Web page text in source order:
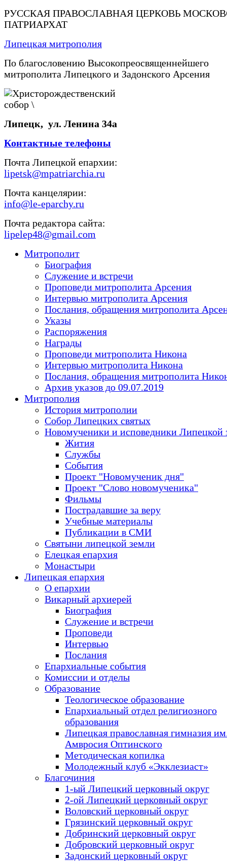
РУССКАЯ ПРАВОСЛАВНАЯ ЦЕРКОВЬ
ПАТРИАРХАТ
Липецкая митрополия
По благословению Высокопреосвященнейшего
митрополита Липецкого и Задонского Арсения
Липецк, ул. Ленина 34а
Контактные телефоны
Почта Липецкой епархии:
lipetsk@mpatriarchia.ru
Почта канцелярии:
info@le-eparchy.ru
Почта редактора сайта:
lipelep48@gmail.com
Митрополит
Биография
Служение и встречи
Проповеди митрополита Арсения
Интервью митрополита Арсения
Послания, обращения митрополита
Указы
Распоряжения
Награды
Проповеди митрополита Никона
Интервью митрополита Никона
Послания, обращения митрополита
Архив указов до 09.07.2019
Митрополия
История митрополии
Собор Липецких святых
Новомученики и исповедники Липецкой
Жития
Службы
События
Проект "Новомученик дня"
Проект "Слово новомученика"
Фильмы
Пострадавшие за веру
Учебные материалы
Публикации в СМИ
Святыни липецкой земли
Елецкая епархия
Монастыри
Липецкая епархия
О епархии
Викарный архиерей
Биография
Служение и встречи
Проповеди
Интервью
Послания
Епархиальные события
Комиссии и отделы
Образование
Теологическое образование
Епархиальный отдел религиозного
образования
Липецкая православная гимназия
Амвросия Оптинского
Методическая копилка
Молодежный клуб «Экклезиаст»
Благочиния
1-ый Липецкий церковный округ
2-ой Липецкий церковный округ
Воловский церковный округ
Грязинский церковный округ
Добринский церковный округ
Добровский церковный округ
Задонский церковный округ